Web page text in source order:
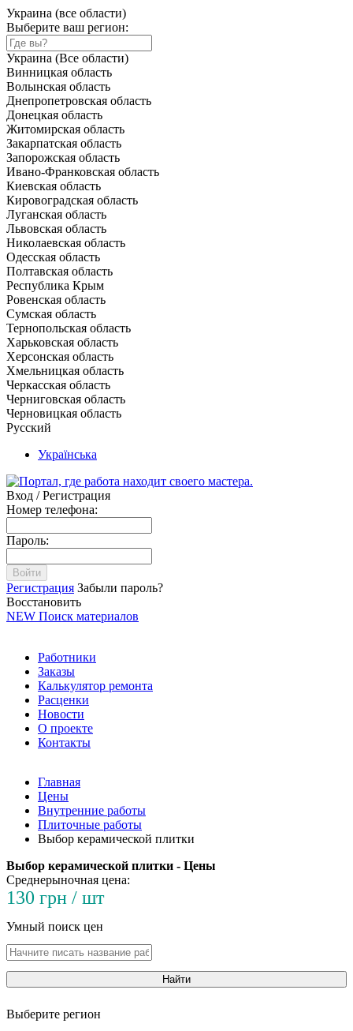
Украина (все области)
Выберите ваш регион:
Украина (Все области)
Винницкая область
Волынская область
Днепропетровская область
Донецкая область
Житомирская область
Закарпатская область
Запорожская область
Ивано-Франковская область
Киевская область
Кировоградская область
Луганская область
Львовская область
Николаевская область
Одесская область
Полтавская область
Республика Крым
Ровенская область
Сумская область
Тернопольская область
Харьковская область
Херсонская область
Хмельницкая область
Черкасская область
Черниговская область
Черновицкая область
Русский
Українська
Вход / Регистрация
Номер телефона:
Пароль:
Войти
Регистрация Забыли пароль?
Восстановить
NEW Поиск материалов
Работники
Заказы
Калькулятор ремонта
Расценки
Новости
О проекте
Контакты
Главная
Цены
Внутренние работы
Плиточные работы
Выбор керамической плитки
Выбор керамической плитки - Цены
Среднерыночная цена:
130 грн / шт
Умный поиск цен
Найти
Выберите регион